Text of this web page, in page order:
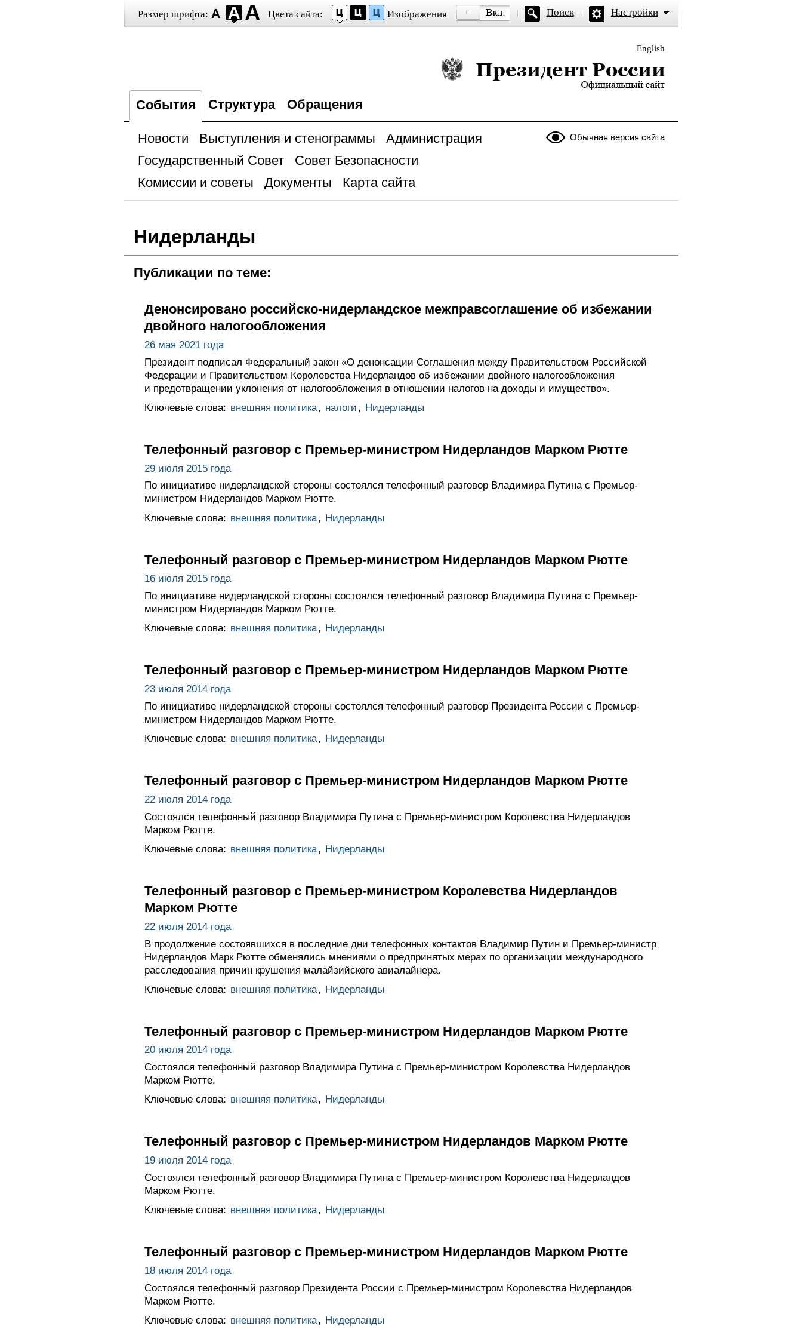
Размер шрифта: Цвета сайта: Изображения Поиск Настройки
English
Президент России — официальный сайт
События Структура Обращения
Обычная версия сайта
Новости Выступления и стенограммы
Администрация
Государственный Совет
Совет Безопасности
Комиссии и советы
Документы Карта сайта
Нидерланды
Публикации по теме:
Денонсировано российско-нидерландское межправсоглашение об избежании
двойного налогообложения
26 мая 2021 года
Президент подписал Федеральный закон «О денонсации Соглашения между Правительством Российской
Федерации и Правительством Королевства Нидерландов об избежании двойного налогообложения
и предотвращении уклонения от налогообложения в отношении налогов на доходы и имущество».
Ключевые слова: внешняя политика, налоги , Нидерланды
Телефонный разговор с Премьер-министром Нидерландов Марком Рютте
29 июля 2015 года
По инициативе нидерландской стороны состоялся телефонный разговор Владимира Путина с Премьер-
министром Нидерландов Марком Рютте.
Ключевые слова: внешняя политика, Нидерланды
Телефонный разговор с Премьер-министром Нидерландов Марком Рютте
16 июля 2015 года
По инициативе нидерландской стороны состоялся телефонный разговор Владимира Путина с Премьер-
министром Нидерландов Марком Рютте.
Ключевые слова: внешняя политика, Нидерланды
Телефонный разговор с Премьер-министром Нидерландов Марком Рютте
23 июля 2014 года
По инициативе нидерландской стороны состоялся телефонный разговор Президента России с Премьер-
министром Нидерландов Марком Рютте.
Ключевые слова: внешняя политика, Нидерланды
Телефонный разговор с Премьер-министром Нидерландов Марком Рютте
22 июля 2014 года
Состоялся телефонный разговор Владимира Путина с Премьер-министром Королевства Нидерландов
Марком Рютте.
Ключевые слова: внешняя политика, Нидерланды
Телефонный разговор с Премьер-министром Королевства Нидерландов
Марком Рютте
22 июля 2014 года
В продолжение состоявшихся в последние дни телефонных контактов Владимир Путин и Премьер-министр
Нидерландов Марк Рютте обменялись мнениями о предпринятых мерах по организации международного
расследования причин крушения малайзийского авиалайнера.
Ключевые слова: внешняя политика, Нидерланды
Телефонный разговор с Премьер-министром Нидерландов Марком Рютте
20 июля 2014 года
Состоялся телефонный разговор Владимира Путина с Премьер-министром Королевства Нидерландов
Марком Рютте.
Ключевые слова: внешняя политика, Нидерланды
Телефонный разговор с Премьер-министром Нидерландов Марком Рютте
19 июля 2014 года
Состоялся телефонный разговор Владимира Путина с Премьер-министром Королевства Нидерландов
Марком Рютте.
Ключевые слова: внешняя политика, Нидерланды
Телефонный разговор с Премьер-министром Нидерландов Марком Рютте
18 июля 2014 года
Состоялся телефонный разговор Президента России с Премьер-министром Королевства Нидерландов
Марком Рютте.
Ключевые слова: внешняя политика, Нидерланды